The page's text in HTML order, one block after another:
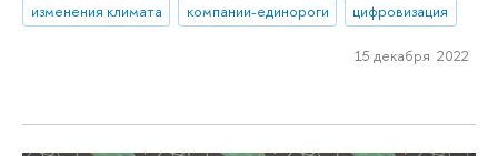
изменения климата
компании-единороги цифровизация
15 декабря 2022